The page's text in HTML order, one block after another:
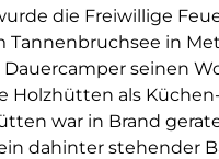
die Freiwillige
in
seinen
als
war in Brand
dahinter stehender